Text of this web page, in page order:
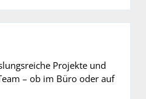
Projekte und
– ob im Büro oder auf